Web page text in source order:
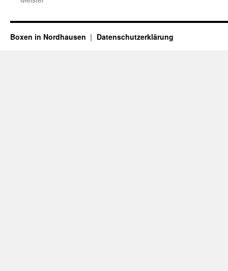
Boxen in Nordhausen Datenschutzerklärung